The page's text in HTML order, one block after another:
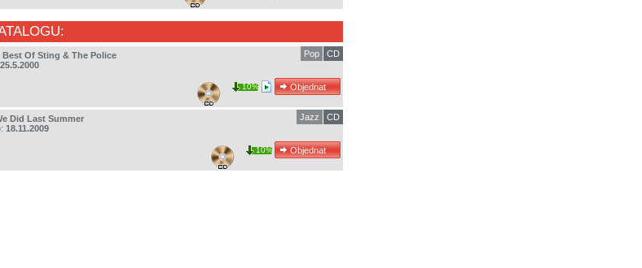
Of Sting & The Police
25.5.2000
CD
Pop
10%
Did Last Summer
18.11.2009
CD
Jazz
10%